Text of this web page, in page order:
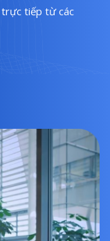
trực tiếp từ các